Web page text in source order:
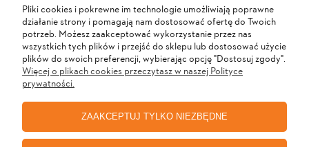
MOJE KONTO
PŁATNOŚCI I DOSTAWA
INFORMACJE
Pliki cookies i pokrewne im technologie umożliwiają poprawne
działanie strony i pomagają nam dostosować ofertę do Twoich
potrzeb. Możesz zaakceptować wykorzystanie przez nas
wszystkich tych plików i przejść do sklepu lub dostosować użycie
plików do swoich preferencji, wybierając opcję "Dostosuj zgody".
Więcej o plikach cookies przeczytasz w naszej Polityce
prywatności.
ZAAKCEPTUJ TYLKO NIEZBĘDNE